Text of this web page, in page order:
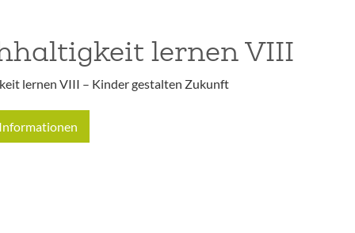
lernen VIII
lernen VIII – Kinder gestalten Zukunft